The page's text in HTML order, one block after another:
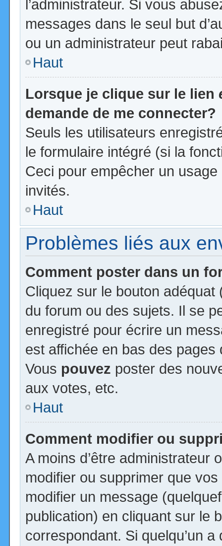
l’administrateur. Si vous
messages dans le seul but
ou un administrateur peut
Haut
Lorsque je clique sur le lien
demande de me connecter?
Seuls les utilisateurs
le formulaire intégré (si la
Ceci pour empêcher un
invités.
Haut
Problèmes liés aux
Comment poster dans un
Cliquez sur le bouton
du forum ou des sujets. Il se
enregistré pour écrire un
est affichée en bas des
Vous pouvez poster des
aux votes, etc.
Haut
Comment modifier ou
A moins d’être administrateur
modifier ou supprimer que
modifier un message
publication) en cliquant sur le
correspondant. Si quelqu’un